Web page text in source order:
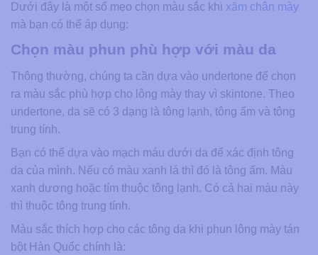
Dưới đây là một số mẹo chọn màu sắc khi xăm chân mày
mà bạn có thể áp dụng:
Chọn màu phun phù hợp với màu da
Thông thường, chúng ta cần dựa vào undertone để chọn
ra màu sắc phù hợp cho lông mày thay vì skintone. Theo
undertone, da sẽ có 3 dạng là tông lạnh, tông ấm và tông
trung tính.
Bạn có thể dựa vào mạch máu dưới da để xác định tông
da của mình. Nếu có màu xanh lá thì đó là tông ấm. Màu
xanh dương hoặc tím thuộc tông lạnh. Có cả hai màu này
thì thuộc tông trung tính.
Màu sắc thích hợp cho các tông da khi phun lông mày tán
bột Hàn Quốc chính là: